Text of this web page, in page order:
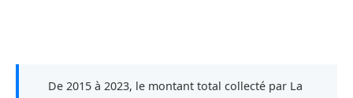
De 2015 à 2023, le montant total collecté par La